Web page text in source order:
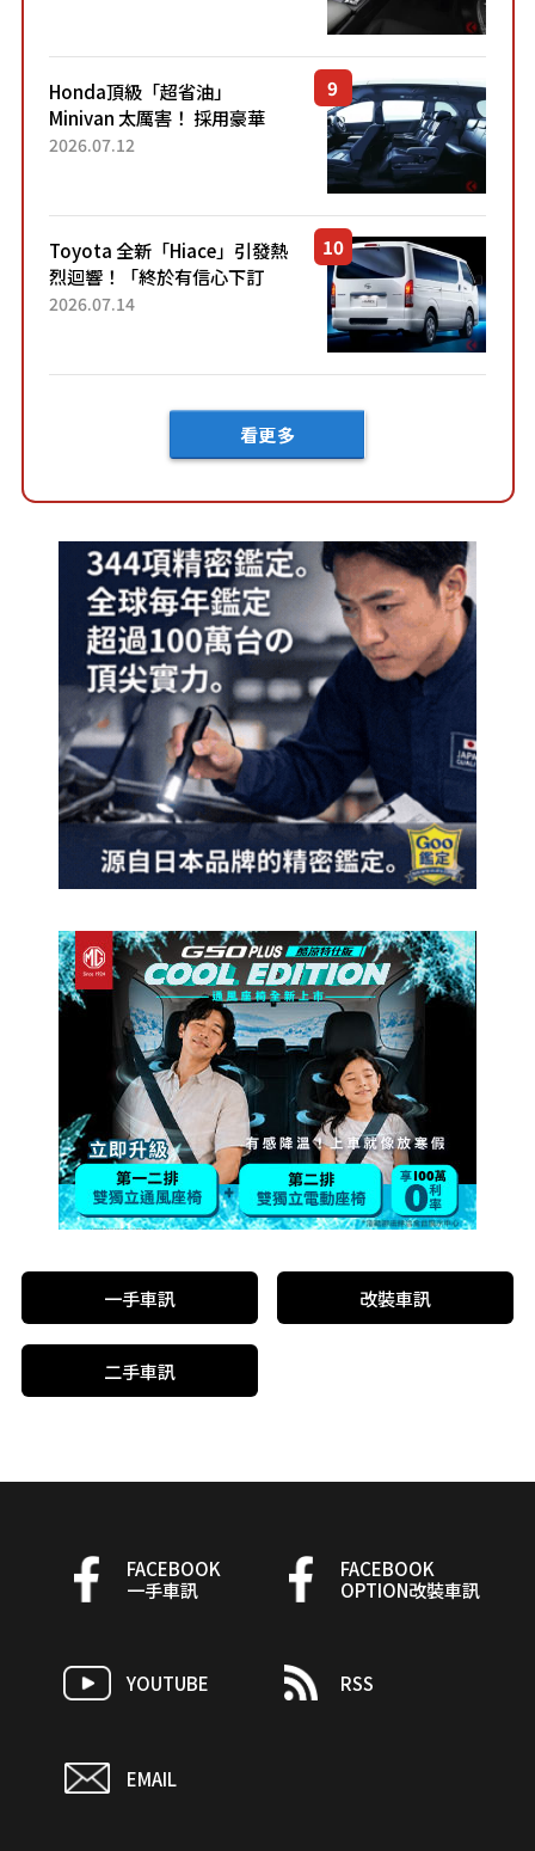
Honda頂級「超省油」
Minivan 太厲害！ 採用豪華
「真皮座椅」與專屬「黑色內
「三...
2026.07.12
Toyota 全新「Hiace」引發熱
烈迴響！「終於有信心下訂
了！」「哪個等級交車最
車？...
2026.07.14
看更多
一手車訊 改裝車訊
二手車訊
FACEBOOK
一手車訊
FACEBOOK
OPTION改裝車訊
YOUTUBE RSS
EMAIL